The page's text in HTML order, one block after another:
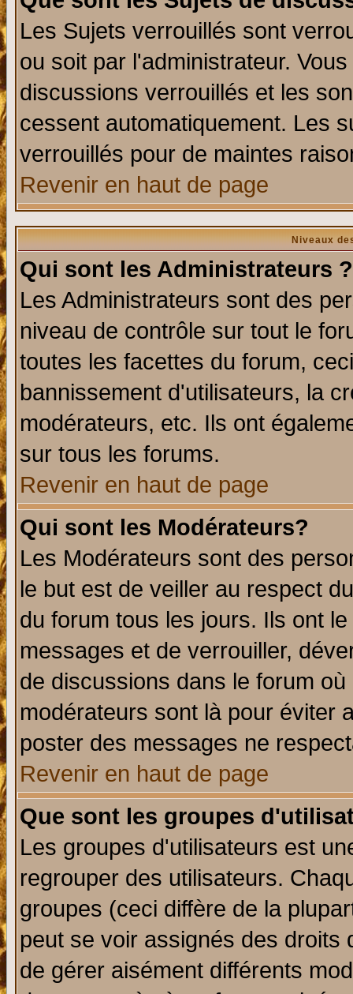
Les Sujets verrouillés sont
ou soit par l'administrateur.
discussions verrouillés et les
cessent automatiquement. Les
verrouillés pour de maintes
Revenir en haut de page
Niveaux
Qui sont les Administrateurs ?
Les Administrateurs sont des
niveau de contrôle sur tout le
toutes les facettes du forum,
bannissement d'utilisateurs, la
modérateurs, etc. Ils ont
sur tous les forums.
Revenir en haut de page
Qui sont les Modérateurs?
Les Modérateurs sont des
le but est de veiller au respect
du forum tous les jours. Ils ont
messages et de verrouiller,
de discussions dans le forum
modérateurs sont là pour éviter
poster des messages ne
Revenir en haut de page
Que sont les groupes
Les groupes d'utilisateurs est
regrouper des utilisateurs.
groupes (ceci diffère de la
peut se voir assignés des
de gérer aisément différents